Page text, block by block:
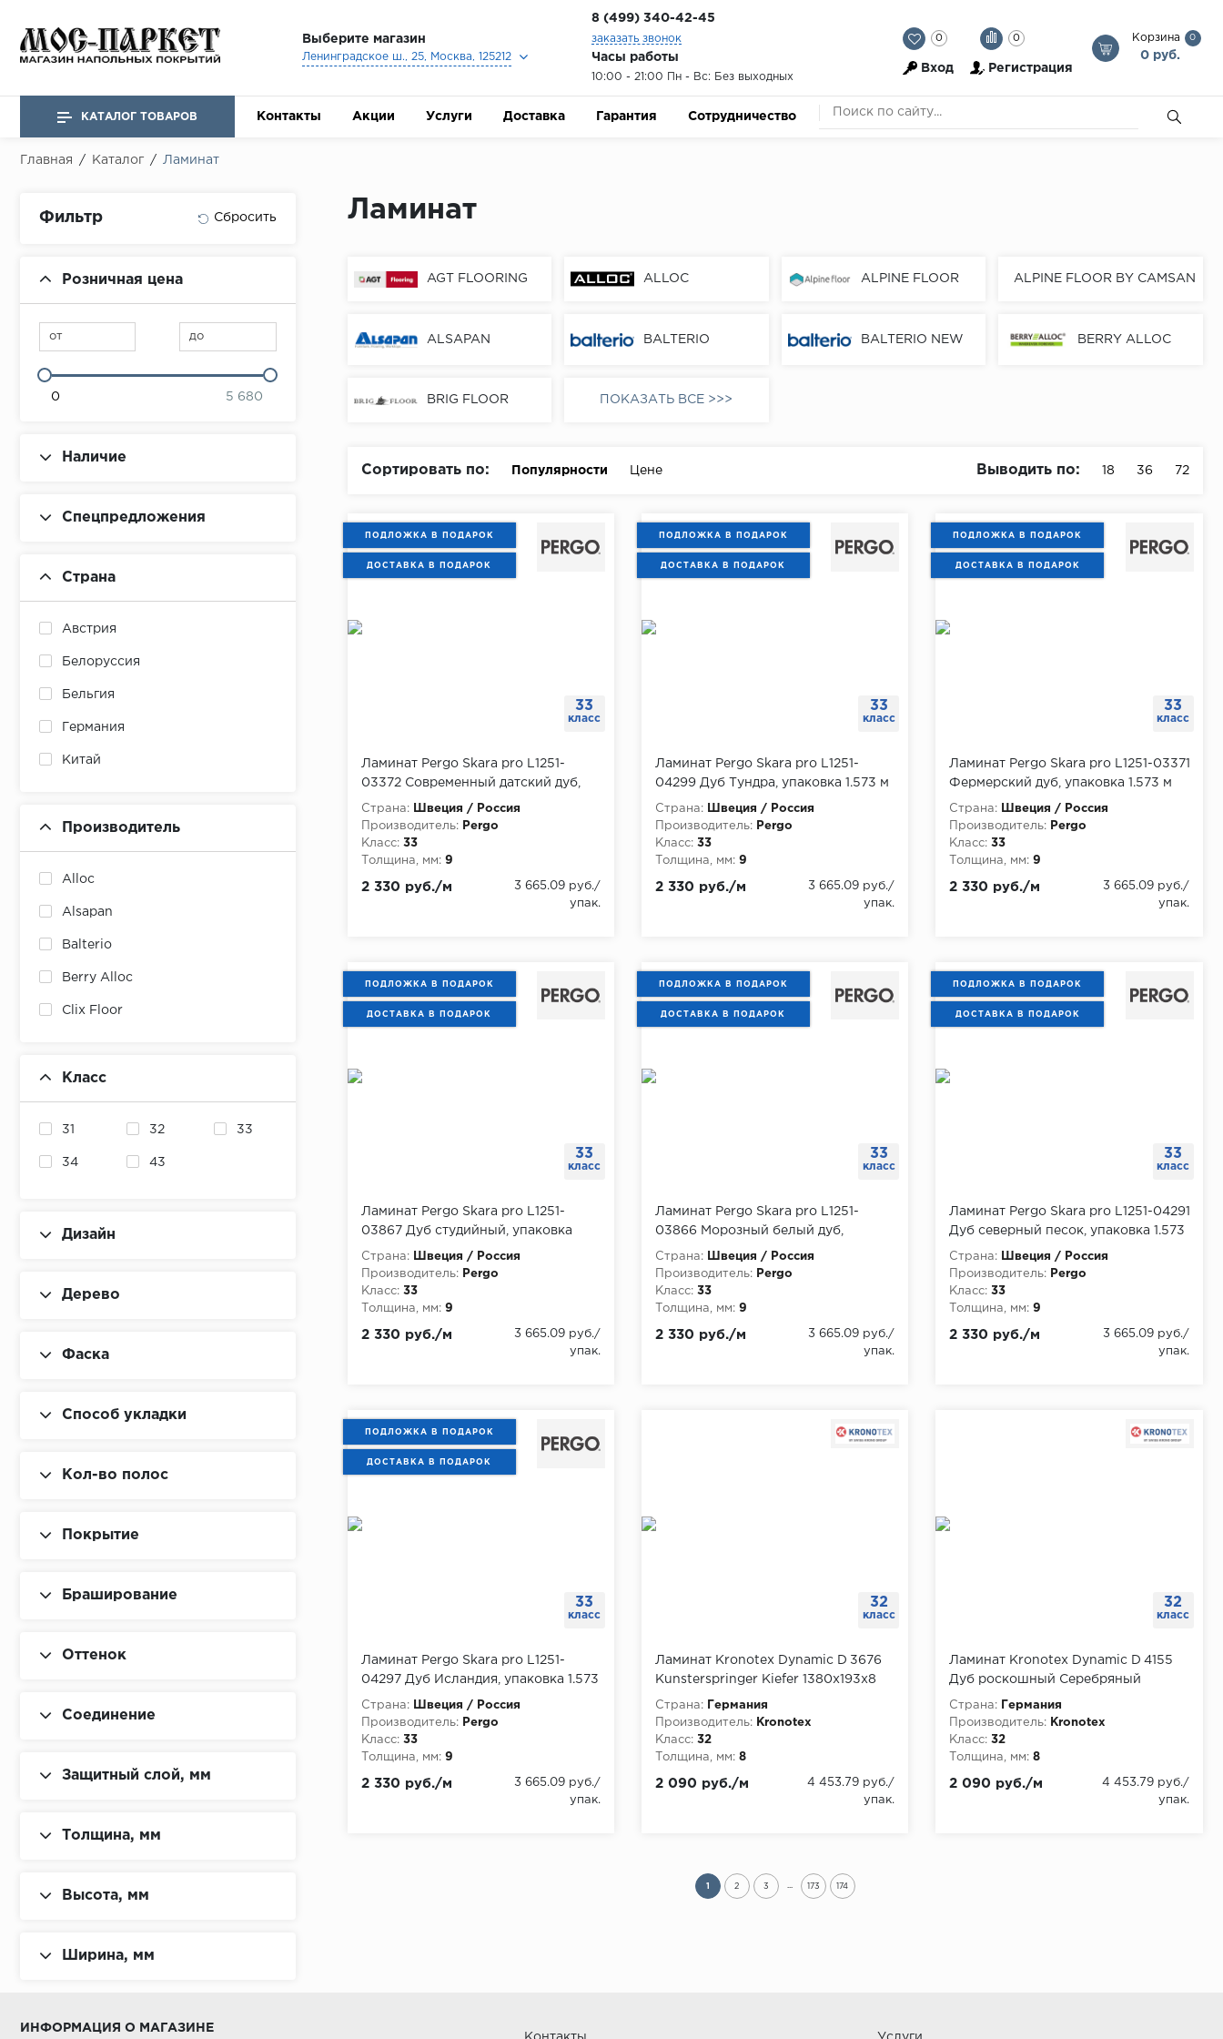
Выберите магазин
Ленинградское ш., 25, Москва, 125212
8 (499) 340-42-45
заказать звонок
Часы работы
10:00 - 21:00 Пн - Вс: Без выходных
0 0
Вход Регистрация
Корзина 0
0 руб.
КАТАЛОГ ТОВАРОВ Контакты Акции Услуги Доставка Гарантия Сотрудничество
Главная / Каталог / Ламинат
Фильтр
Розничная цена
от до
0 5 680
Наличие
Спецпредложения
Страна
Австрия
Белоруссия
Бельгия
Германия
Китай
Польша
Производитель
Alloc
Alsapan
Balterio
Berry Alloc
Clix Floor
Falquon
Kronotex
Alpine Floor
Brig Floor
Hercules
Класс
31 32 33
34 43
Дизайн
Дерево
Фаска
Способ укладки
Кол-во полос
Покрытие
Браширование
Оттенок
Соединение
Защитный слой, мм
Толщина, мм
Высота, мм
Ширина, мм
Ламинат
AGT FLOORING ALLOC ALPINE FLOOR ALPINE FLOOR BY CAMSAN
ALSAPAN BALTERIO BALTERIO NEW BERRY ALLOC
BRIG FLOOR ПОКАЗАТЬ ВСЕ >>>
Сортировать по: Популярности Цене Выводить по: 18 36 72
33
класс
ПОДЛОЖКА В ПОДАРОК
ДОСТАВКА В ПОДАРОК
Ламинат Pergo Skara pro L1251-
03372 Современный датский дуб,
упаковка 1.573 м
Страна:
Швеция / Россия
Производитель:
Pergo
Класс: 33
Толщина, мм: 9
2 330 руб./м
3 665.09 руб./
упак.
33
класс
ПОДЛОЖКА В ПОДАРОК
ДОСТАВКА В ПОДАРОК
Ламинат Pergo Skara pro L1251-
04299 Дуб Тундра, упаковка 1.573 м
Страна:
Швеция / Россия
Производитель:
Pergo
Класс: 33
Толщина, мм: 9
2 330 руб./м
3 665.09 руб./
упак.
33
класс
ПОДЛОЖКА В ПОДАРОК
ДОСТАВКА В ПОДАРОК
Ламинат Pergo Skara pro L1251-03371
Фермерский дуб, упаковка 1.573 м
Страна:
Швеция / Россия
Производитель:
Pergo
Класс: 33
Толщина, мм: 9
2 330 руб./м
3 665.09 руб./
упак.
33
класс
ПОДЛОЖКА В ПОДАРОК
ДОСТАВКА В ПОДАРОК
Ламинат Pergo Skara pro L1251-
03867 Дуб студийный, упаковка
1.573 м
Страна:
Швеция / Россия
Производитель:
Pergo
Класс: 33
Толщина, мм: 9
2 330 руб./м
3 665.09 руб./
упак.
33
класс
ПОДЛОЖКА В ПОДАРОК
ДОСТАВКА В ПОДАРОК
Ламинат Pergo Skara pro L1251-
03866 Морозный белый дуб,
упаковка 1.573 м
Страна:
Швеция / Россия
Производитель:
Pergo
Класс: 33
Толщина, мм: 9
2 330 руб./м
3 665.09 руб./
упак.
33
класс
ПОДЛОЖКА В ПОДАРОК
ДОСТАВКА В ПОДАРОК
Ламинат Pergo Skara pro L1251-04291
Дуб северный песок, упаковка 1.573
м
Страна:
Швеция / Россия
Производитель:
Pergo
Класс: 33
Толщина, мм: 9
2 330 руб./м
3 665.09 руб./
упак.
33
класс
ПОДЛОЖКА В ПОДАРОК
ДОСТАВКА В ПОДАРОК
Ламинат Pergo Skara pro L1251-
04297 Дуб Исландия, упаковка 1.573
м
Страна:
Швеция / Россия
Производитель:
Pergo
Класс: 33
Толщина, мм: 9
2 330 руб./м
3 665.09 руб./
упак.
32
класс
Ламинат Kronotex Dynamic D 3676
Kunsterspringer Kiefer 1380х193х8
мм, упаковка 2.131 м
Страна:
Германия
Производитель:
Kronotex
Класс: 32
Толщина, мм: 8
2 090 руб./м
4 453.79 руб./
упак.
32
класс
Ламинат Kronotex Dynamic D 4155
Дуб роскошный Серебряный
1380х193х8 мм, упаковка 2.131 м
Страна:
Германия
Производитель:
Kronotex
Класс: 32
Толщина, мм: 8
2 090 руб./м
4 453.79 руб./
упак.
1 2 3 173 174
ИНФОРМАЦИЯ О МАГАЗИНЕ